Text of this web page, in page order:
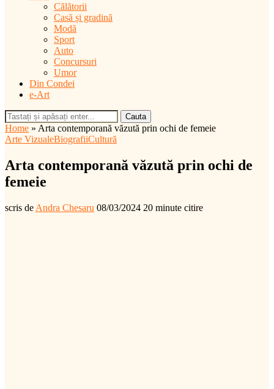
Călătorii
Casă și gradină
Modă
Sport
Auto
Concursuri
Umor
Din Condei
e-Art
Cauta
Home » Arta contemporană văzută prin ochi de femeie
Arte VizualeBiografiiCultură
Arta contemporană văzută prin ochi de
femeie
scris de Andra Chesaru 08/03/2024 20 minute citire